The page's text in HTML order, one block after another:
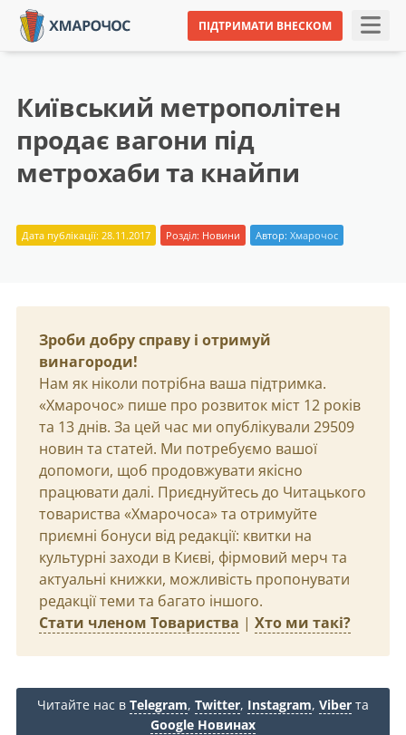
ПІДТРИМАТИ ВНЕСКОМ
Київський метрополітен
продає вагони під
метрохаби та кнайпи
Дата публікації: 28.11.2017 Розділ: Новини Автор: Хмарочос
Зроби добру справу і отримуй
винагороди!
Нам як ніколи потрібна ваша підтримка.
«Хмарочос» пише про розвиток міст 12 років
та 13 днів. За цей час ми опублікували 29509
новин та статей. Ми потребуємо вашої
допомоги, щоб продовжувати якісно
працювати далі. Приєднуйтесь до Читацького
товариства «Хмарочоса» та отримуйте
приємні бонуси від редакції: квитки на
культурні заходи в Києві, фірмовий мерч та
актуальні книжки, можливість пропонувати
редакції теми та багато іншого.
Стати членом Товариства | Хто ми такі?
Читайте нас в Telegram, Twitter, Instagram, Viber та
Google Новинах